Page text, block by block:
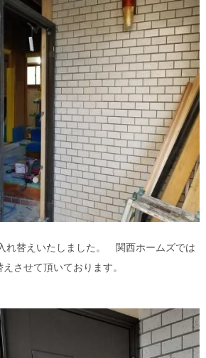
れ替えいたしました。 関西ホームズでは
させて頂いております。